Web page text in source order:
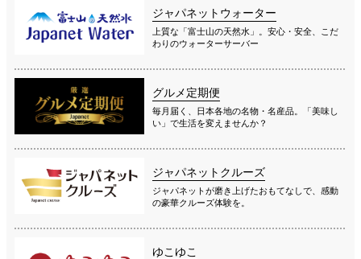
ジャパネットウォーター
上質な「富士山の天然水」。安心・安全、こだ
わりのウォーターサーバー
グルメ定期便
毎月届く、日本各地の名物・名産品。「美味し
い」で生活を変えませんか？
ジャパネットクルーズ
ジャパネットが磨き上げたおもてなしで、感動
の豪華クルーズ体験を。
ゆこゆこ